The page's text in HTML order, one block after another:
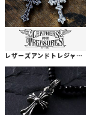
レザーズアンドトレジャーズ